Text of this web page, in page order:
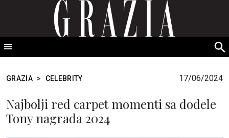
GRAZIA Srbija
GRAZIA > CELEBRITY 17/06/2024
Najbolji red carpet momenti sa dodele
Tony nagrada 2024